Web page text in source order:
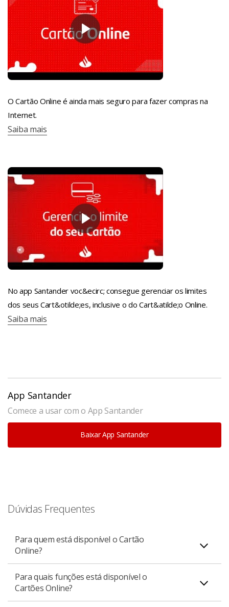
O Cartão Online é ainda mais seguro para fazer compras na
Internet.
Saiba mais
No app Santander voc&ecirc; consegue gerenciar os limites
dos seus Cart&otilde;es, inclusive o do Cart&atilde;o Online.
Saiba mais
App Santander
Comece a usar com o App Santander
Baixar App Santander
Dúvidas Frequentes
Para quem está disponível o Cartão
Online?
Está disponível para todos os clientes pessoa física
titulares e adicionais de um Cartão Santander, e PJ
Para quais funções está disponível o
Cartões Online?